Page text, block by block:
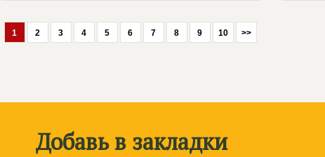
1 2 3 4 5 6 7 8 9 10 >>
Добавь в закладки